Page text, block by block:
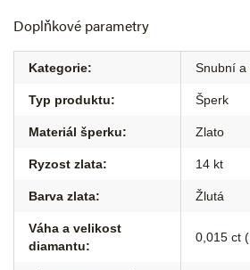
Doplňkové parametry
Kategorie: Snubní a
Typ produktu: Šperk
Materiál šperku: Zlato
Ryzost zlata: 14 kt
Barva zlata: Žlutá
Váha a velikost
diamantu:
0,015 ct